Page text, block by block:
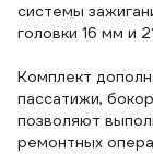
системы
головки 16 мм и
Комплект
пассатижи,
позволяют
ремонтных